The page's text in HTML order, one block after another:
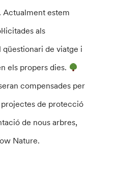
Actualment estem
als
de viatge i
els propers dies.
compensades per
projectes de protecció
de nous arbres,
Nature.